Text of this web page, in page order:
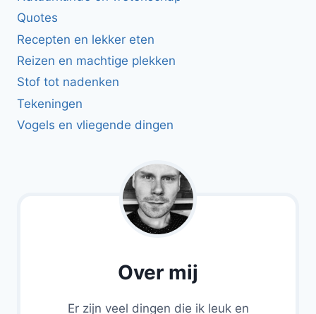
Quotes
Recepten en lekker eten
Reizen en machtige plekken
Stof tot nadenken
Tekeningen
Vogels en vliegende dingen
Over mij
Er zijn veel dingen die ik leuk en